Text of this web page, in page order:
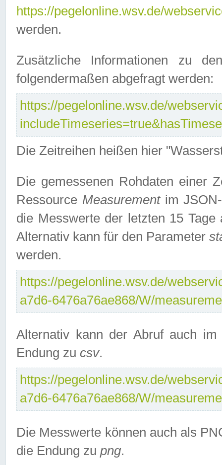
https://pegelonline.wsv.de/
werden.
Zusätzliche Informationen zu
folgendermaßen abgefragt werden:
https://pegelonline.wsv.de/
Die Zeitreihen heißen hier
Die gemessenen Rohdaten einer
Ressource Measurementim JSON-
die Messwerte der letzten 15
Alternativ kann für den Parameter
werden.
https://pegelonline.wsv.de/
a7d6-6476a76ae868/W/
Alternativ kann der Abruf auch
Endung zu csv.
https://pegelonline.wsv.de/
a7d6-6476a76ae868/W/
Die Messwerte können auch als
die Endung zu png.